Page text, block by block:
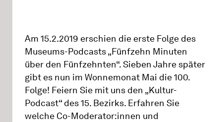
Am 15.2.2019 erschien die erste Folge des
Museums-Podcasts „Fünfzehn Minuten
über den Fünfzehnten“. Sieben Jahre später
gibt es nun im Wonnemonat Mai die 100.
Folge! Feiern Sie mit uns den „Kultur-
Podcast“ des 15. Bezirks. Erfahren Sie
welche Co-Moderator:innen und